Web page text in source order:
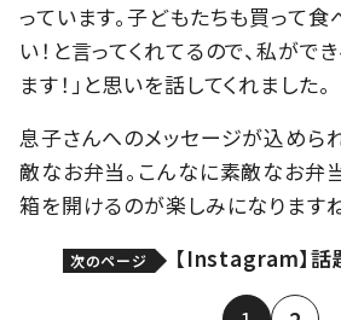
っています。子どもたちも買って
い！と言ってくれてるので、私がで
ます！」と思いを話してくれました。
息子さんへのメッセージが込めら
敵なお弁当。こんなに素敵なお弁
箱を開けるのが楽しみになります
次のページ 【Instagram】話